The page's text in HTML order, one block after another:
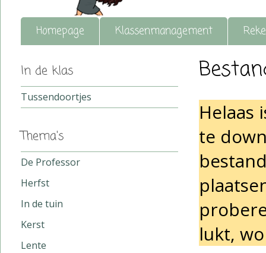
Homepage Klassenmanagement
Helaas
te
lukt,
In de klas
Tussendoortjes
Thema's
De Professor
Herfst
In de tuin
Kerst
Lente